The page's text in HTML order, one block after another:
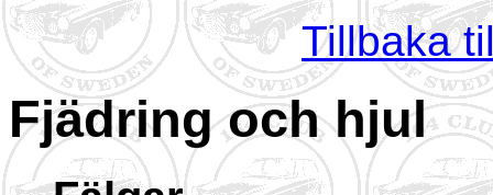
Tillbaka
Fjädring och hjul